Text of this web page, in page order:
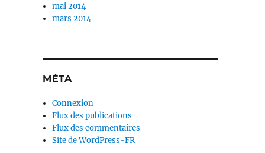
mai 2014
mars 2014
MÉTA
Connexion
Flux des publications
Flux des commentaires
Site de WordPress-FR